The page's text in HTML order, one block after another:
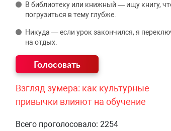
В библиотеку или книжный — ищу книгу,
погрузиться в тему глубже.
Никуда — если урок закончился, я
на отдых.
Взгляд зумера: как культурные
привычки влияют на обучение
Всего проголосовало: 2254